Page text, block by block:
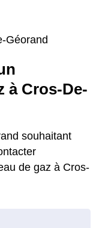
Géorand
à Cros-De-
souhaitant
de gaz à Cros-